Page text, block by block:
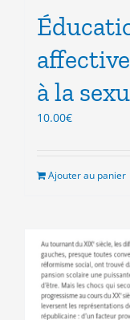
à la
10.00€
Ajouter au panier